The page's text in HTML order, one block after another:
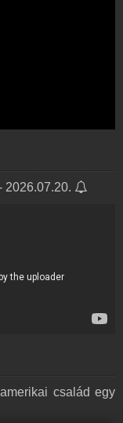
2026.07.20.
család egy